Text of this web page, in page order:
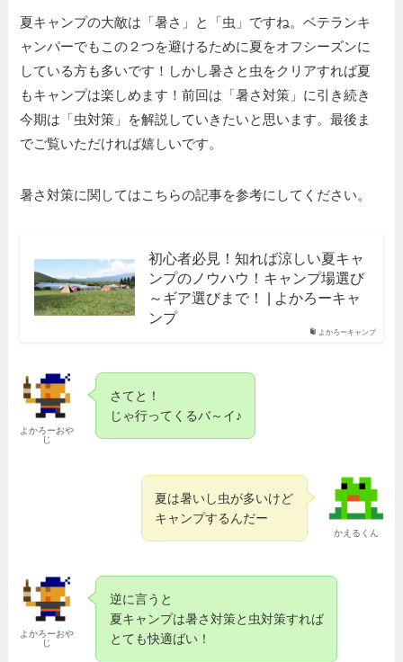
夏キャンプの大敵は「暑さ」と「虫」ですね。ベテランキ
ャンパーでもこの２つを避けるために夏をオフシーズンに
している方も多いです！しかし暑さと虫をクリアすれば夏
もキャンプは楽しめます！前回は「暑さ対策」に引き続き
今期は「虫対策」を解説していきたいと思います。最後ま
でご覧いただければ嬉しいです。
暑さ対策に関してはこちらの記事を参考にしてください。
よかろーキャンプ
初心者必見！知れば涼しい夏キャ
ンプのノウハウ！キャンプ場選び
～ギア選びまで！ | よかろーキャ
ンプ
よかろーおや
じ
さてと！
じゃ行ってくるバ～イ♪
かえるくん
夏は暑いし虫が多いけど
キャンプするんだー
よかろーおや
じ
逆に言うと
夏キャンプは暑さ対策と虫対策すれば
とても快適ばい！